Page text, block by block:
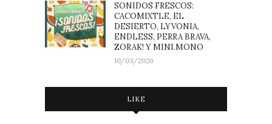
SONIDOS FRESCOS:
CACOMIXTLE, EL
DESIERTO, LYVONIA,
ENDLESS, PERRA BRAVA,
ZORAK! Y MINI.MONO
10/03/2026
LIKE